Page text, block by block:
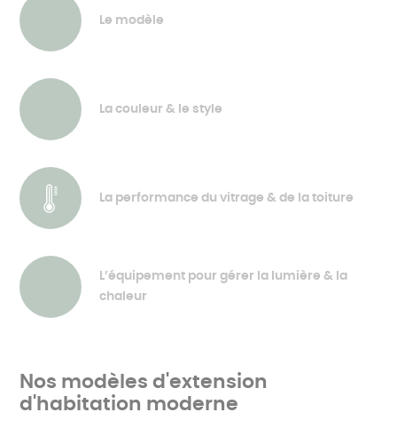
Le modèle
La couleur & le style
La performance du vitrage & de la toiture
L’équipement pour gérer la lumière & la
chaleur
Nos modèles d'extension
d'habitation moderne